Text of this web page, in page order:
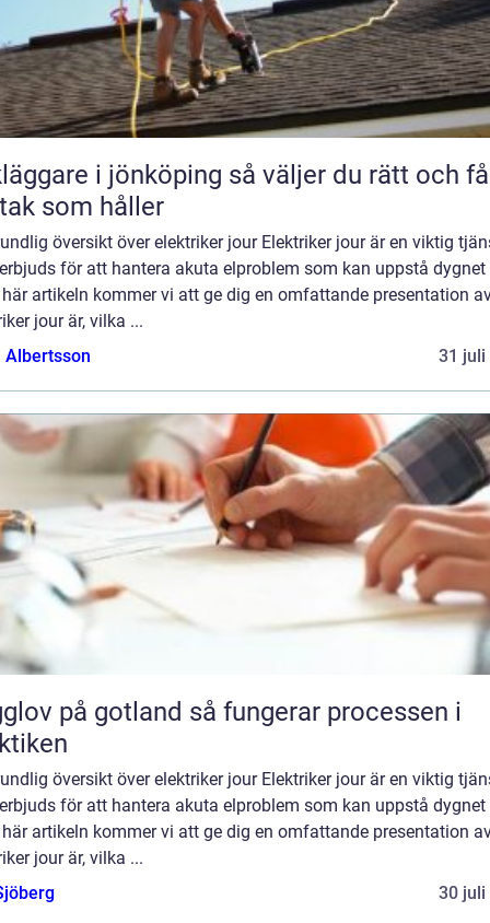
i jönköping så väljer du rätt och får
som håller
översikt över elektriker jour Elektriker jour är en viktig
för att hantera akuta elproblem som kan uppstå dygnet
här artikeln kommer vi att ge dig en omfattande presentation
jour är, vilka ...
Albertsson
31 juli
gotland så fungerar processen i
översikt över elektriker jour Elektriker jour är en viktig
för att hantera akuta elproblem som kan uppstå dygnet
här artikeln kommer vi att ge dig en omfattande presentation
jour är, vilka ...
30 juli